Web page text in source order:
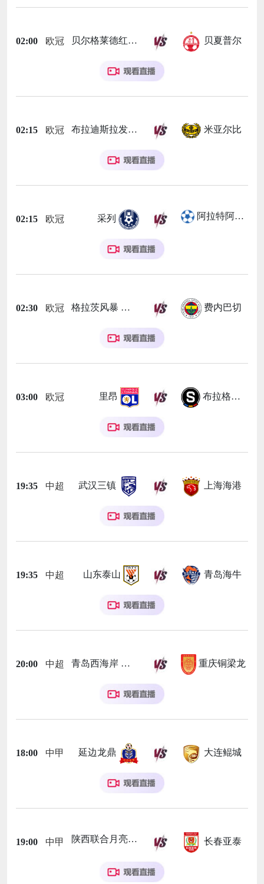
02:00 欧冠 贝尔格莱德红星 贝夏普尔
02:15 欧冠 布拉迪斯拉发 米亚尔比
02:15 欧冠 采列 阿拉特阿美尼亚
02:30 欧冠 格拉茨风暴 费内巴切
03:00 欧冠 里昂 布拉格斯巴达
19:35 中超 武汉三镇 上海海港
19:35 中超 山东泰山 青岛海牛
20:00 中超 青岛西海岸 重庆铜梁龙
18:00 中甲 延边龙鼎 大连鲲城
19:00 中甲 陕西联合月亮泊队 长春亚泰